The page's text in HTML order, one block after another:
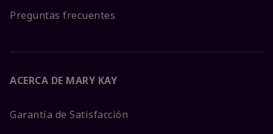
Preguntas frecuentes
ACERCA DE MARY KAY
Garantía de Satisfacción